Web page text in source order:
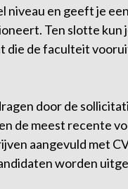
niveau en geeft je
Ten slotte kun
die de faculteit
door de
de meest recente
aangevuld met
worden